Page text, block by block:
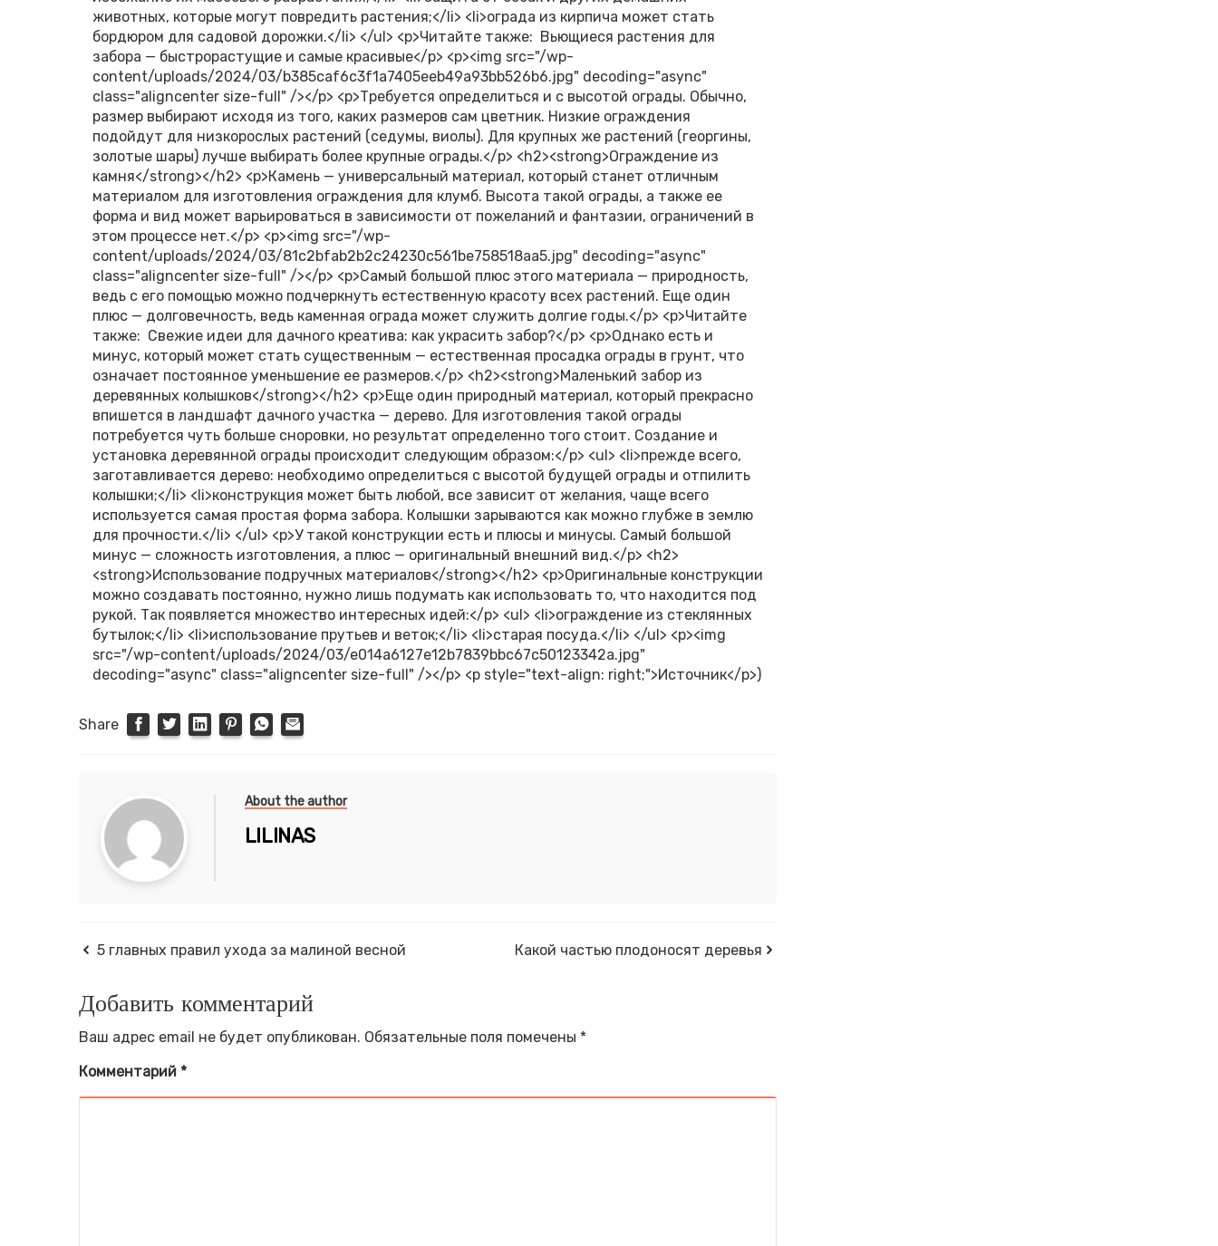
животных, которые могут повредить растения;</li> <li>ограда из кирпича может стать
бордюром для садовой дорожки.</li> </ul> <p>Читайте также: Вьющиеся растения для
забора — быстрорастущие и самые красивые</p> <p><img src="/wp-
content/uploads/2024/03/b385caf6c3f1a7405eeb49a93bb526b6.jpg" decoding="async"
class="aligncenter size-full" /></p> <p>Требуется определиться и с высотой ограды. Обычно,
размер выбирают исходя из того, каких размеров сам цветник. Низкие ограждения
подойдут для низкорослых растений (седумы, виолы). Для крупных же растений (георгины,
золотые шары) лучше выбирать более крупные ограды.</p> <h2><strong>Ограждение из
камня</strong></h2> <p>Камень — универсальный материал, который станет отличным
материалом для изготовления ограждения для клумб. Высота такой ограды, а также ее
форма и вид может варьироваться в зависимости от пожеланий и фантазии, ограничений в
этом процессе нет.</p> <p><img src="/wp-
content/uploads/2024/03/81c2bfab2b2c24230c561be758518aa5.jpg" decoding="async"
class="aligncenter size-full" /></p> <p>Самый большой плюс этого материала — природность,
ведь с его помощью можно подчеркнуть естественную красоту всех растений. Еще один
плюс — долговечность, ведь каменная ограда может служить долгие годы.</p> <p>Читайте
также: Свежие идеи для дачного креатива: как украсить забор?</p> <p>Однако есть и
минус, который может стать существенным — естественная просадка ограды в грунт, что
означает постоянное уменьшение ее размеров.</p> <h2><strong>Маленький забор из
деревянных колышков</strong></h2> <p>Еще один природный материал, который прекрасно
впишется в ландшафт дачного участка — дерево. Для изготовления такой ограды
потребуется чуть больше сноровки, но результат определенно того стоит. Создание и
установка деревянной ограды происходит следующим образом:</p> <ul> <li>прежде всего,
заготавливается дерево: необходимо определиться с высотой будущей ограды и отпилить
колышки;</li> <li>конструкция может быть любой, все зависит от желания, чаще всего
используется самая простая форма забора. Колышки зарываются как можно глубже в землю
для прочности.</li> </ul> <p>У такой конструкции есть и плюсы и минусы. Самый большой
минус — сложность изготовления, а плюс — оригинальный внешний вид.</p> <h2>
<strong>Использование подручных материалов</strong></h2> <p>Оригинальные конструкции
можно создавать постоянно, нужно лишь подумать как использовать то, что находится под
рукой. Так появляется множество интересных идей:</p> <ul> <li>ограждение из стеклянных
бутылок;</li> <li>использование прутьев и веток;</li> <li>старая посуда.</li> </ul> <p><img
src="/wp-content/uploads/2024/03/e014a6127e12b7839bbc67c50123342a.jpg"
decoding="async" class="aligncenter size-full" /></p> <p style="text-align: right;">Источник</p>)
Share
About the author
LILINAS
5 главных правил ухода за малиной весной Какой частью плодоносят деревья
Добавить комментарий
Ваш адрес email не будет опубликован. Обязательные поля помечены *
Комментарий *